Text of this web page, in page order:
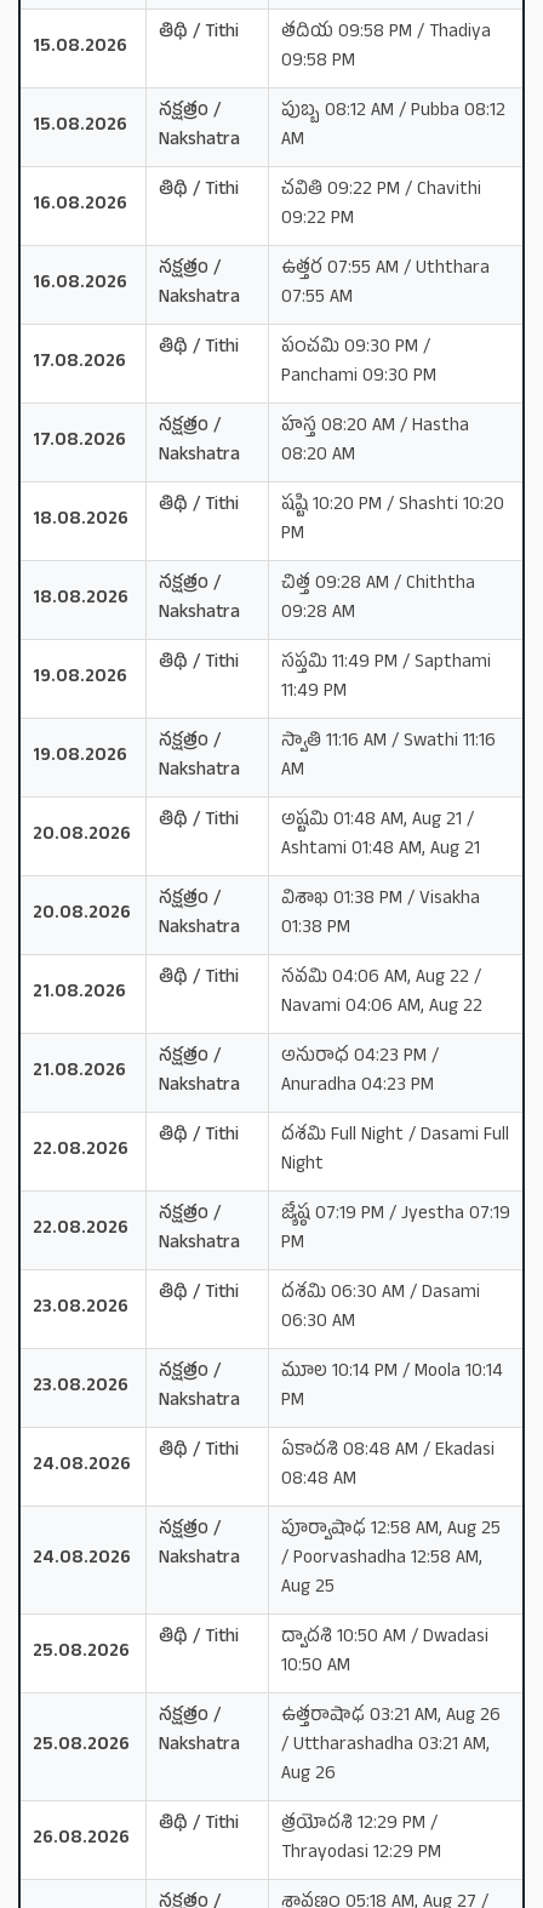
15.08.2026
తిథి / Tithi
తదియ 09:58 PM / Thadiya
09:58 PM
15.08.2026
నక్షత్రం /
Nakshatra
పుబ్బ 08:12 AM / Pubba 08:12
AM
16.08.2026
తిథి / Tithi
చవితి 09:22 PM / Chavithi
09:22 PM
16.08.2026
నక్షత్రం /
Nakshatra
ఉత్తర 07:55 AM / Uththara
07:55 AM
17.08.2026
తిథి / Tithi
పంచమి 09:30 PM /
Panchami 09:30 PM
17.08.2026
నక్షత్రం /
Nakshatra
హస్త 08:20 AM / Hastha
08:20 AM
18.08.2026
తిథి / Tithi
షష్టి 10:20 PM / Shashti 10:20
PM
18.08.2026
నక్షత్రం /
Nakshatra
చిత్త 09:28 AM / Chiththa
09:28 AM
19.08.2026
తిథి / Tithi
సప్తమి 11:49 PM / Sapthami
11:49 PM
19.08.2026
నక్షత్రం /
Nakshatra
స్వాతి 11:16 AM / Swathi 11:16
AM
20.08.2026
తిథి / Tithi
అష్టమి 01:48 AM, Aug 21 /
Ashtami 01:48 AM, Aug 21
20.08.2026
నక్షత్రం /
Nakshatra
విశాఖ 01:38 PM / Visakha
01:38 PM
21.08.2026
తిథి / Tithi
నవమి 04:06 AM, Aug 22 /
Navami 04:06 AM, Aug 22
21.08.2026
నక్షత్రం /
Nakshatra
అనురాధ 04:23 PM /
Anuradha 04:23 PM
22.08.2026
తిథి / Tithi
దశమి Full Night / Dasami Full
Night
22.08.2026
నక్షత్రం /
Nakshatra
జ్యేష్ఠ 07:19 PM / Jyestha 07:19
PM
23.08.2026
తిథి / Tithi
దశమి 06:30 AM / Dasami
06:30 AM
23.08.2026
నక్షత్రం /
Nakshatra
మూల 10:14 PM / Moola 10:14
PM
24.08.2026
తిథి / Tithi
ఏకాదశి 08:48 AM / Ekadasi
08:48 AM
24.08.2026
నక్షత్రం /
Nakshatra
పూర్వాషాఢ 12:58 AM, Aug 25
/ Poorvashadha 12:58 AM,
Aug 25
25.08.2026
తిథి / Tithi
ద్వాదశి 10:50 AM / Dwadasi
10:50 AM
25.08.2026
నక్షత్రం /
Nakshatra
ఉత్తరాషాఢ 03:21 AM, Aug 26
/ Uttharashadha 03:21 AM,
Aug 26
26.08.2026
తిథి / Tithi
త్రయోదశి 12:29 PM /
Thrayodasi 12:29 PM